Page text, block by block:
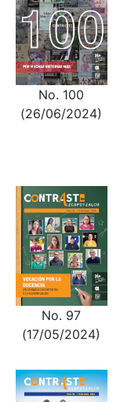
No. 100
(26/06/2024)
No. 97
(17/05/2024)